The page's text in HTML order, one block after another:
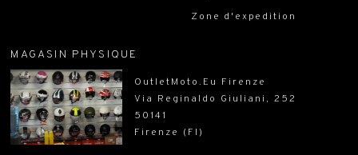
Zone d'expedition
MAGASIN PHYSIQUE
OutletMoto.Eu Firenze
Via Reginaldo Giuliani, 252
50141
Firenze (FI)